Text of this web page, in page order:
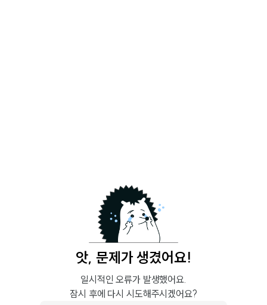
앗, 문제가 생겼어요!
일시적인 오류가 발생했어요.
잠시 후에 다시 시도해주시겠어요?